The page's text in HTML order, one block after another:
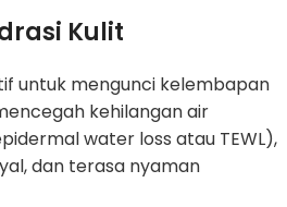
Kulit
untuk mengunci kelembapan
kehilangan air
water loss atau TEWL),
dan terasa nyaman